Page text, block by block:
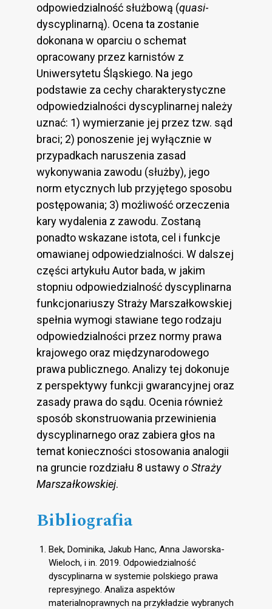
odpowiedzialność służbową (quasi-
dyscyplinarną). Ocena ta zostanie
dokonana w oparciu o schemat
opracowany przez karnistów z
Uniwersytetu Śląskiego. Na jego
podstawie za cechy charakterystyczne
odpowiedzialności dyscyplinarnej należy
uznać: 1) wymierzanie jej przez tzw. sąd
braci; 2) ponoszenie jej wyłącznie w
przypadkach naruszenia zasad
wykonywania zawodu (służby), jego
norm etycznych lub przyjętego sposobu
postępowania; 3) możliwość orzeczenia
kary wydalenia z zawodu. Zostaną
ponadto wskazane istota, cel i funkcje
omawianej odpowiedzialności. W dalszej
części artykułu Autor bada, w jakim
stopniu odpowiedzialność dyscyplinarna
funkcjonariuszy Straży Marszałkowskiej
spełnia wymogi stawiane tego rodzaju
odpowiedzialności przez normy prawa
krajowego oraz międzynarodowego
prawa publicznego. Analizy tej dokonuje
z perspektywy funkcji gwarancyjnej oraz
zasady prawa do sądu. Ocenia również
sposób skonstruowania przewinienia
dyscyplinarnego oraz zabiera głos na
temat konieczności stosowania analogii
na gruncie rozdziału 8 ustawyo Straży
Marszałkowskiej.
Bibliografia
Bek, Dominika, Jakub Hanc, Anna Jaworska-
Wieloch, i in. 2019. Odpowiedzialność
dyscyplinarna w systemie polskiego prawa
represyjnego. Analiza aspektów
materialnoprawnych na przykładzie wybranych